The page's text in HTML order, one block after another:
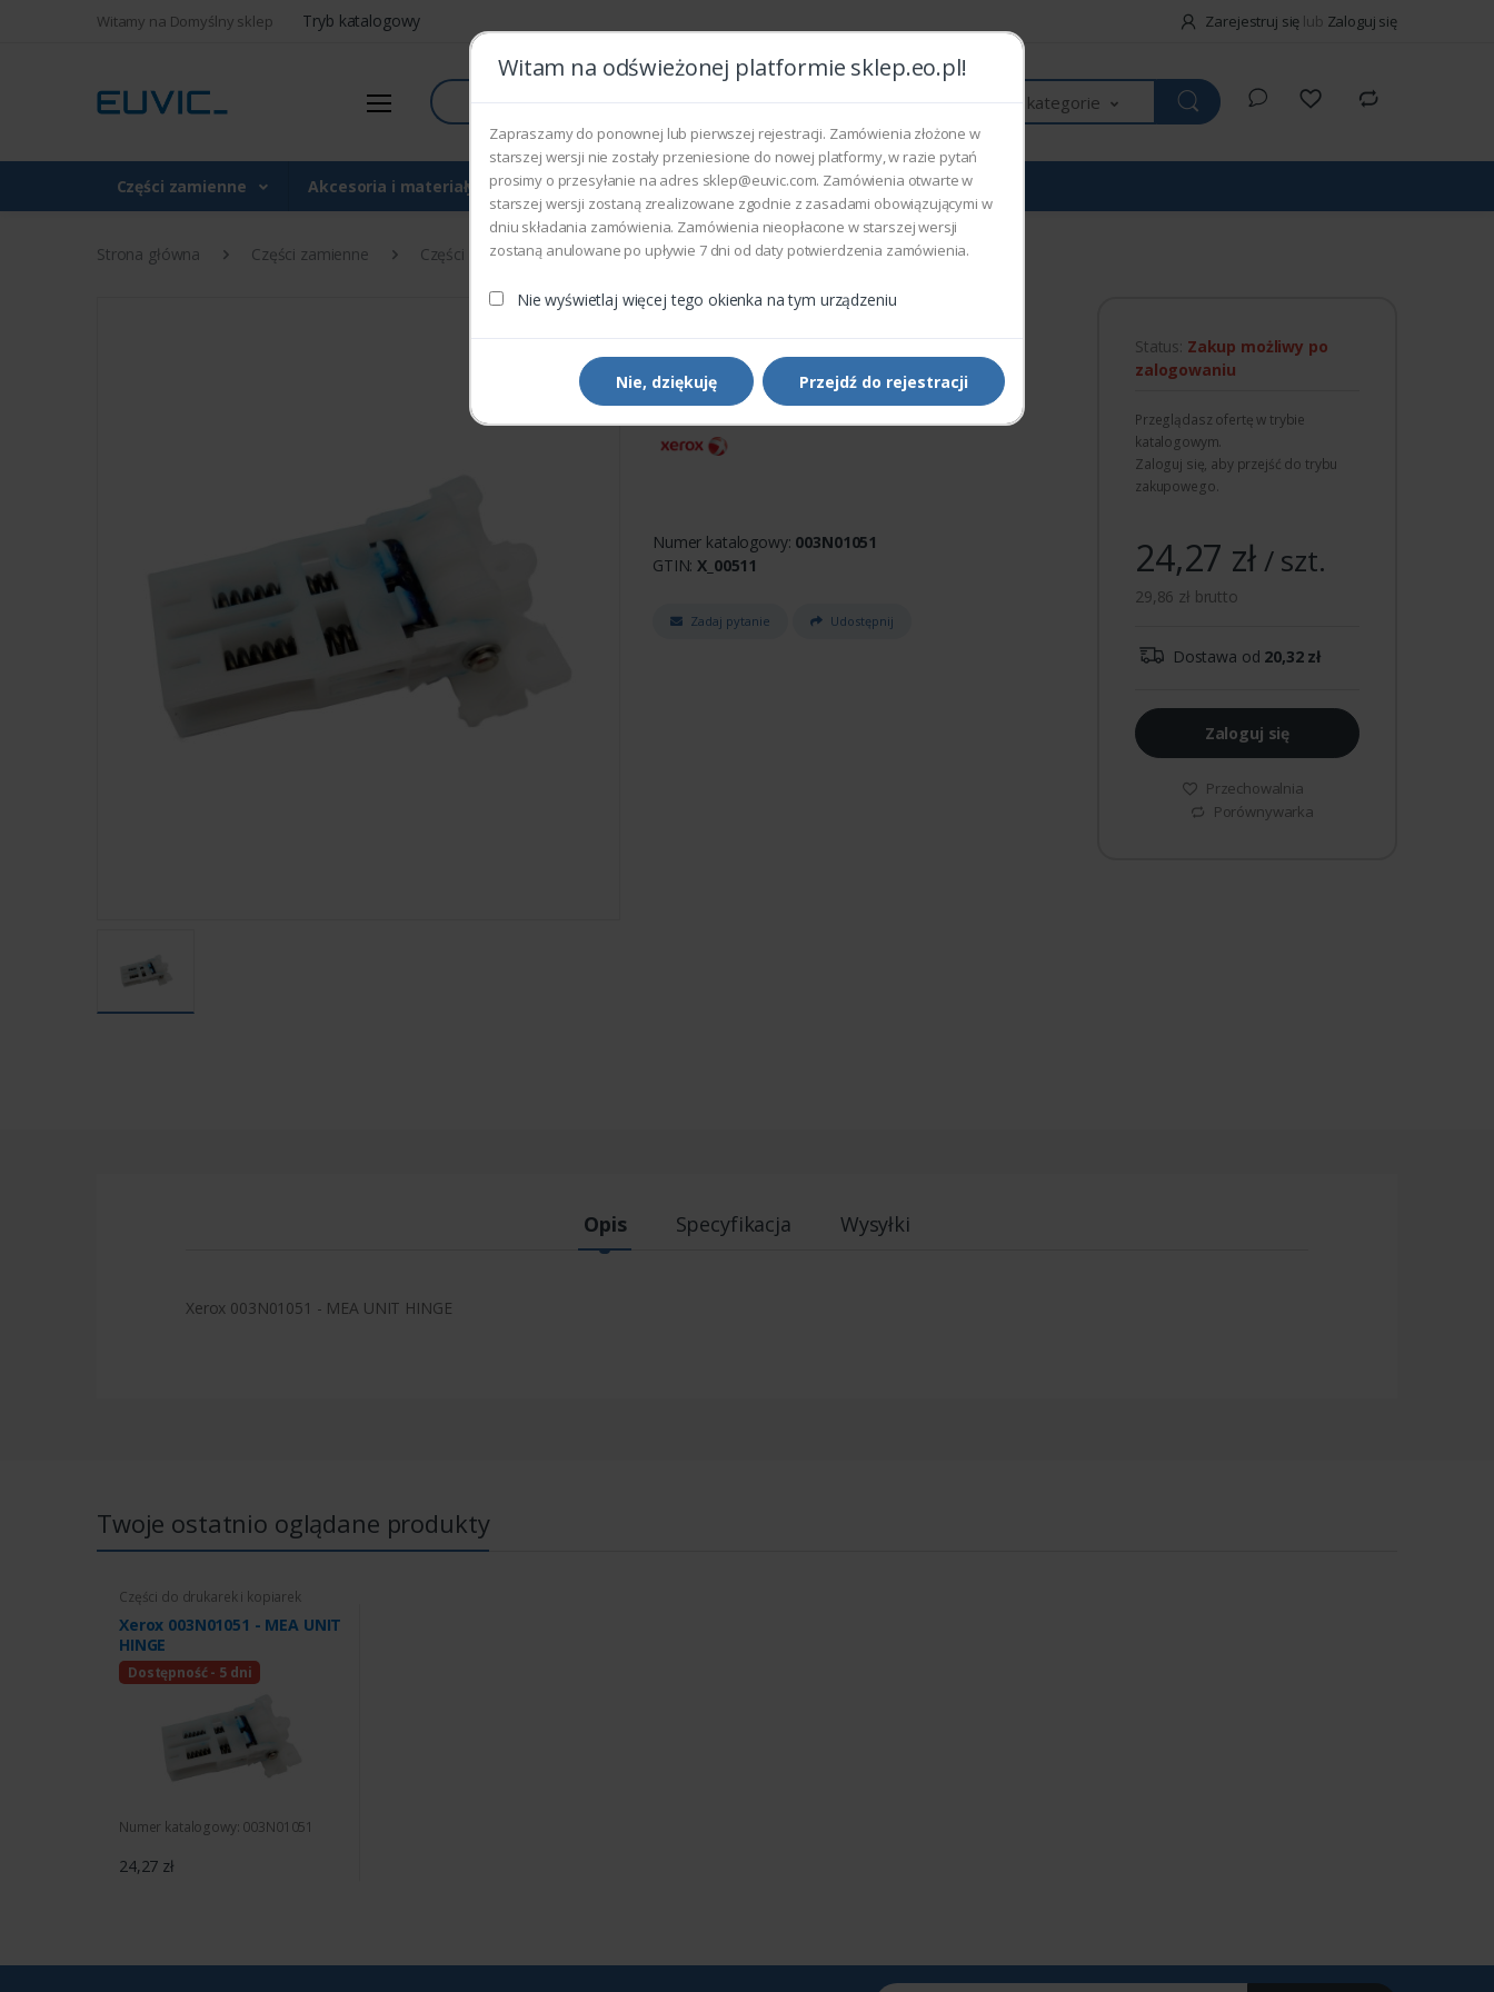
Witamy na Domyślny sklep Tryb katalogowy Zarejestruj się lub Zaloguj się
Szukaj
Wszystkie kategorie
Części zamienne Akcesoria i materiały eksploatacyjne
Witam na odświeżonej platformie sklep.eo.pl!
Zapraszamy do ponownej lub pierwszej rejestracji. Zamówienia złożone w
starszej wersji nie zostały przeniesione do nowej platformy, w razie pytań
prosimy o przesyłanie na adres sklep@euvic.com. Zamówienia otwarte w
starszej wersji zostaną zrealizowane zgodnie z zasadami obowiązującymi w
dniu składania zamówienia. Zamówienia nieopłacone w starszej wersji
zostaną anulowane po upływie 7 dni od daty potwierdzenia zamówienia.
Nie wyświetlaj więcej tego okienka na tym urządzeniu
Nie, dziękuję Przejdź do rejestracji
Strona główna Części zamienne Części do drukarek i kopiarek Xerox 003N01051 - MEA UNIT HINGE
Części do drukarek i kopiarek
Xerox 003N01051 - MEA UNIT
HINGE
Numer katalogowy: 003N01051
GTIN:X_00511
Zadaj pytanie Udostępnij
Status: Zakup możliwy po
zalogowaniu
Przeglądasz ofertę w trybie
katalogowym.
Zaloguj się, aby przejść do trybu
zakupowego.
24,27 zł/ szt.
29,86 zł brutto
Dostawa od 20,32 zł
Zaloguj się
Przechowalnia
Porównywarka
Opis Specyfikacja Wysyłki
Xerox 003N01051 - MEA UNIT HINGE
Twoje ostatnio oglądane produkty
Części do drukarek i kopiarek
Xerox 003N01051 - MEA UNIT
HINGE
Dostępność - 5 dni
Numer katalogowy: 003N01051
24,27 zł